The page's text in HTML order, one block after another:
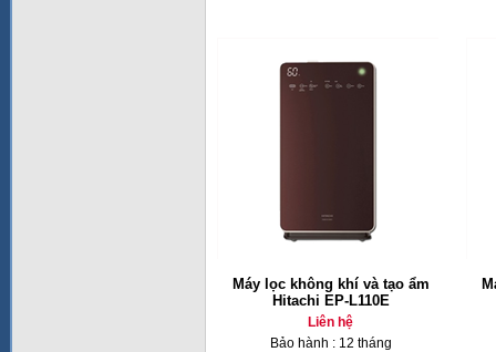
Máy lọc không khí và tạo ẩm
Hitachi EP-L110E
Liên hệ
Bảo hành : 12 tháng